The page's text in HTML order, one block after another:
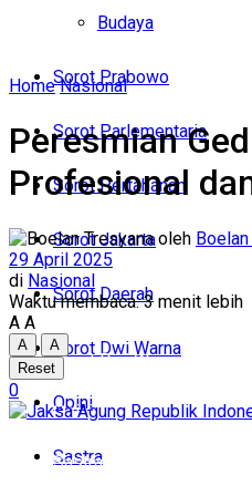
Budaya
Sorot Prabowo
Sorot Parlementaria
Sorot Pertahanan
Sorot Jakarta
Sorot Daerah
Sorot Dwi Warna
Opini
Sastra
Sorot Parlementaria
Sorot Jakarta
Sorot Daerah
Sorot Dwi Warna
Opini
Sastra
Home Nasional
Peresmian
Profesional
oleh
29 April 2025
di Nasional
Waktu membaca: 3 menit lebih
A A
A
A
Reset
0